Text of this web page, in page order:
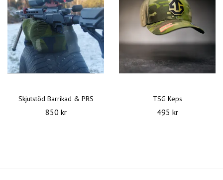
Skjutstöd Barrikad & PRS
850 kr
TSG Keps
495 kr